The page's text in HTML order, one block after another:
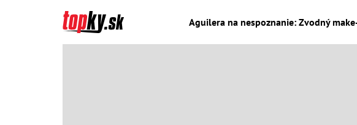
Aguilera na nespoznanie: Zvodný